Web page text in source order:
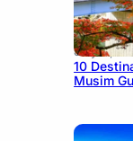
July 9,
10
Musim